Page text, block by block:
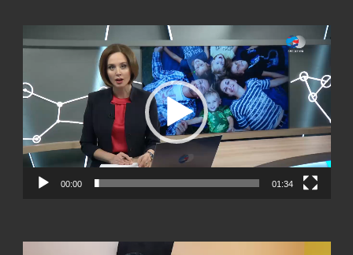
00:00 01:34